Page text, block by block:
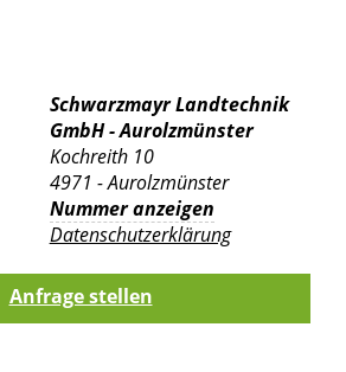
Schwarzmayr Landtechnik
GmbH - Aurolzmünster
Kochreith 10
4971 - Aurolzmünster
Nummer anzeigen
Datenschutzerklärung